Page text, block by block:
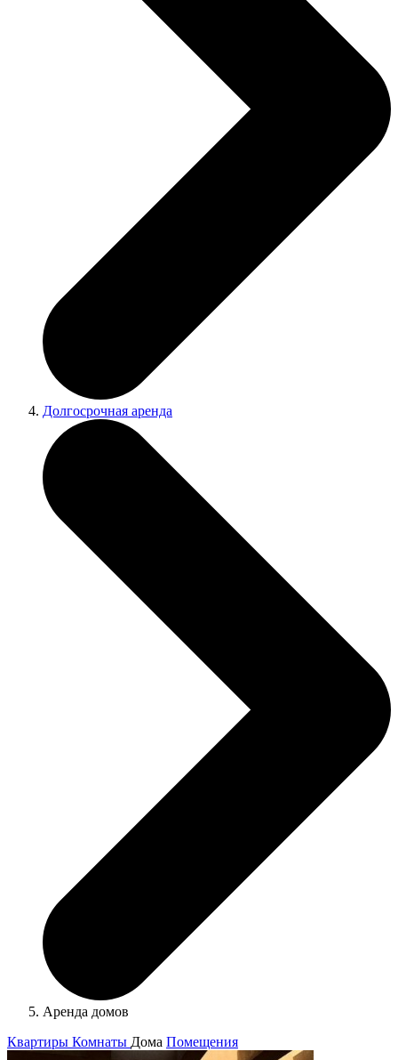
Долгосрочная аренда
Аренда домов
Квартиры Комнаты Дома Помещения